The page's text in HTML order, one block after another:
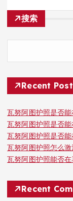
搜索
Recent
瓦努阿图护照是否
瓦努阿图护照是否
瓦努阿图护照是否
瓦努阿图护照怎么激
瓦努阿图护照能否
Recent